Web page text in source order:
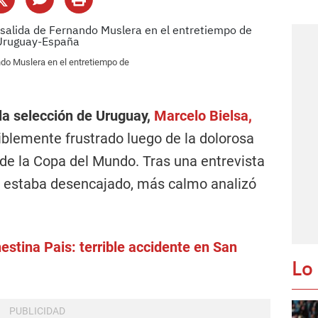
Muslera en el entretiempo de
selección de Uruguay, Marcelo Bielsa,
frustrado luego de la dolorosa
la Copa del Mundo. Tras una entrevista
desencajado, más calmo analizó
Pais: terrible accidente en San